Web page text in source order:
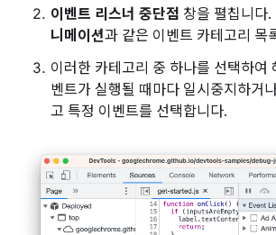
이벤트 리스너 중단점 창을 펼칩니다
니메이션과 같은 이벤트 카테고리 목
이러한 카테고리 중 하나를 선택하여
벤트가 실행될 때마다 일시중지하거
고 특정 이벤트를 선택합니다.